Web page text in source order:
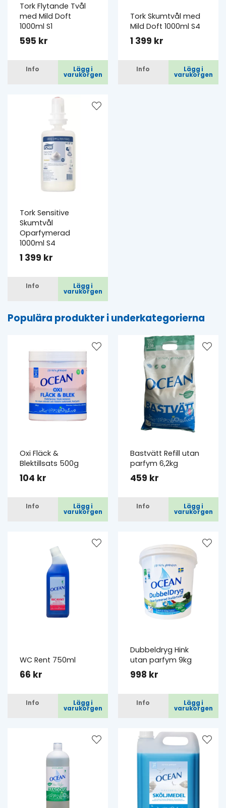
Tork Flytande Tvål
med Mild Doft
1000ml S1
595 kr
Info Lägg i
varukorgen
Tork Skumtvål med
Mild Doft 1000ml S4
1 399 kr
Info Lägg i
varukorgen
Tork Sensitive
Skumtvål
Oparfymerad
1000ml S4
1 399 kr
Info Lägg i
varukorgen
Populära produkter i underkategorierna
Oxi Fläck &
Blektillsats 500g
104 kr
Info Lägg i
varukorgen
Bastvätt Refill utan
parfym 6,2kg
459 kr
Info Lägg i
varukorgen
WC Rent 750ml
66 kr
Info Lägg i
varukorgen
Dubbeldryg Hink
utan parfym 9kg
998 kr
Info Lägg i
varukorgen